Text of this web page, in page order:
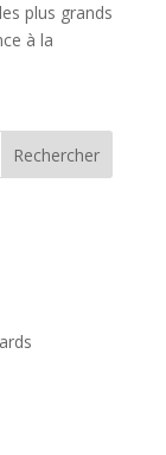
plus grands
à la
Rechercher